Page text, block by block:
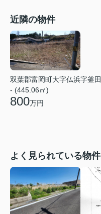
近隣の物件
双葉郡富岡町大字仏浜字釜田
- (445.06㎡)
800万円
よく見られている物件